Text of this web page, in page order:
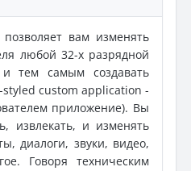
вам изменять
любой 32-х разрядной
тем самым создавать
styled custom application -
приложение). Вы
извлекать, и изменять
диалоги, звуки, видео,
Говоря техническим